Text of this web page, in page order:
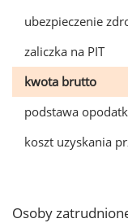
ubezpieczenie
zaliczka na PIT
kwota brutto
podstawa
koszt uzyskania
Osoby